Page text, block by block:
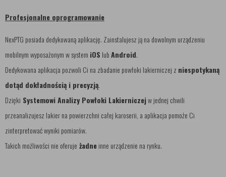
Profesjonalne oprogramowanie
NexPTG posiada dedykowaną aplikację. Zainstalujesz ją na dowolnym urządzeniu
mobilnym wyposażonym w system iOS lubAndroid.
Dedykowana aplikacja pozwoli Ci na zbadanie powłoki lakierniczej z niespotykaną
dotąd dokładnością i precyzją.
Dzięki Systemowi Analizy Powłoki Lakierniczejw jednej chwili
przeanalizujesz lakier na powierzchni całej karoserii, a aplikacja pomoże Ci
zinterpretować wyniki pomiarów.
Takich możliwości nie oferuje żadneinne urządzenie na rynku.